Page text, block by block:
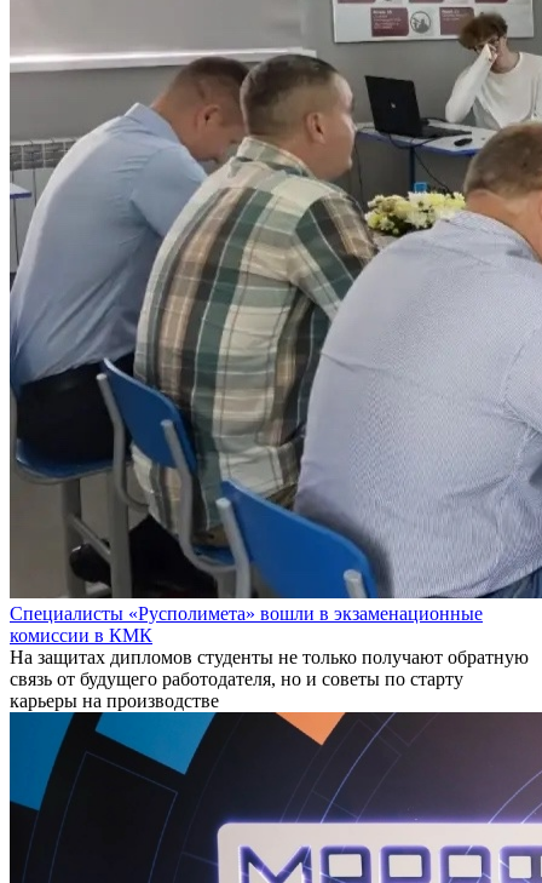
Специалисты «Русполимета» вошли в экзаменационные
комиссии в КМК
На защитах дипломов студенты не только получают обратную
связь от будущего работодателя, но и советы по старту
карьеры на производстве